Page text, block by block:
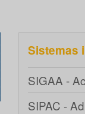
Sistemas
SIGAA -
SIPAC -